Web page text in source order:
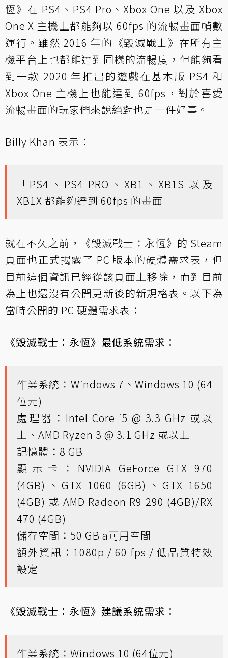
恆》在 PS4、PS4 Pro、Xbox One 以及 Xbox
One X 主機上都能夠以 60fps 的流暢畫面幀數
運行。雖然 2016 年的《毀滅戰士》在所有主
機平台上也都能達到同樣的流暢度，但能夠看
到一款 2020 年推出的遊戲在基本版 PS4 和
Xbox One 主機上也能達到 60fps，對於喜愛
流暢畫面的玩家們來說絕對也是一件好事。
Billy Khan 表示：
「PS4、PS4 PRO、XB1、XB1S 以及
XB1X 都能夠達到 60fps 的畫面」
就在不久之前，《毀滅戰士：永恆》的 Steam
頁面也正式揭露了 PC 版本的硬體需求表，但
目前這個資訊已經從該頁面上移除，而到目前
為止也還沒有公開更新後的新規格表。以下為
當時公開的 PC 硬體需求表：
《毀滅戰士：永恆》最低系統需求：
作業系統：Windows 7、Windows 10 (64
位元)
處理器：Intel Core i5 @ 3.3 GHz 或以
上、AMD Ryzen 3 @ 3.1 GHz 或以上
記憶體：8 GB
顯示卡：NVIDIA GeForce GTX 970
(4GB)、GTX 1060 (6GB)、GTX 1650
(4GB) 或 AMD Radeon R9 290 (4GB)/RX
470 (4GB)
儲存空間：50 GB a可用空間
額外資訊：1080p / 60 fps / 低品質特效
設定
《毀滅戰士：永恆》建議系統需求：
作業系統：Windows 10 (64位元)